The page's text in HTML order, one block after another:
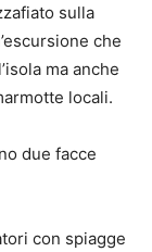
sulla
che
ma anche
locali.
due facce
con spiagge